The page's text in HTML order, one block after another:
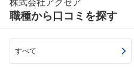
職種から口コミを探す
すべて